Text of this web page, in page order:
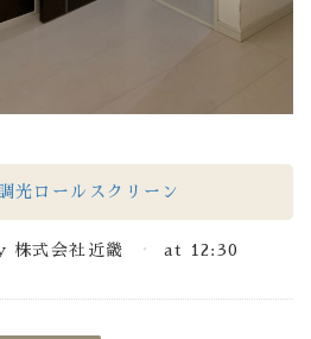
光ロールスクリーン
株式会社近畿 at 12:30